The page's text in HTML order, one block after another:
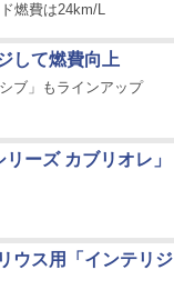
燃費は24km/L
して燃費向上
ブ」もラインアップ
ーズ カブリオレ」
ウス用「インテリジ